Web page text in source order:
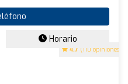
4.7 (110 opiniones)
Horario